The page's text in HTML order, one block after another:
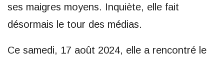
ses maigres moyens. Inquiète, elle fait
désormais le tour des médias.
Ce samedi, 17 août 2024, elle a rencontré le